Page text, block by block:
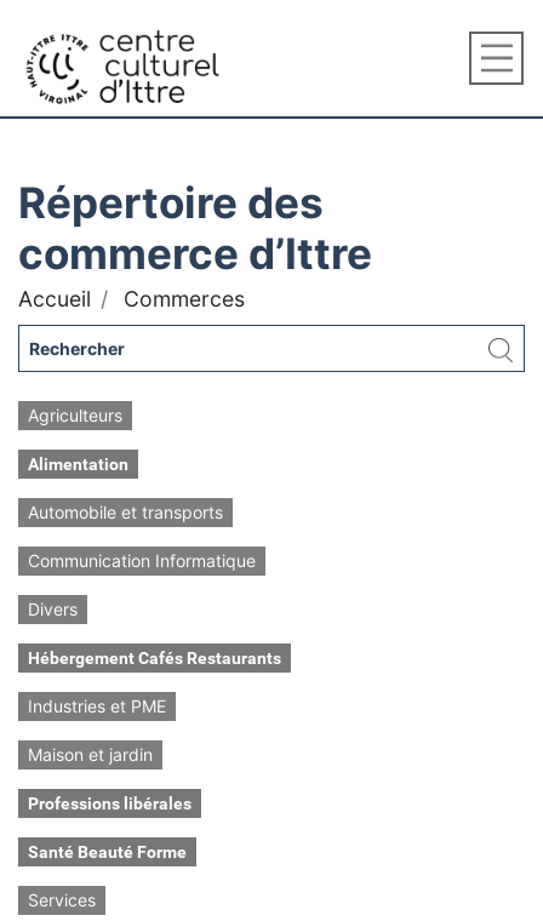
Répertoire des
commerce d’Ittre
Accueil Commerces
Agriculteurs
Alimentation
Automobile et transports
Communication Informatique
Divers
Hébergement Cafés Restaurants
Industries et PME
Maison et jardin
Professions libérales
Santé Beauté Forme
Services